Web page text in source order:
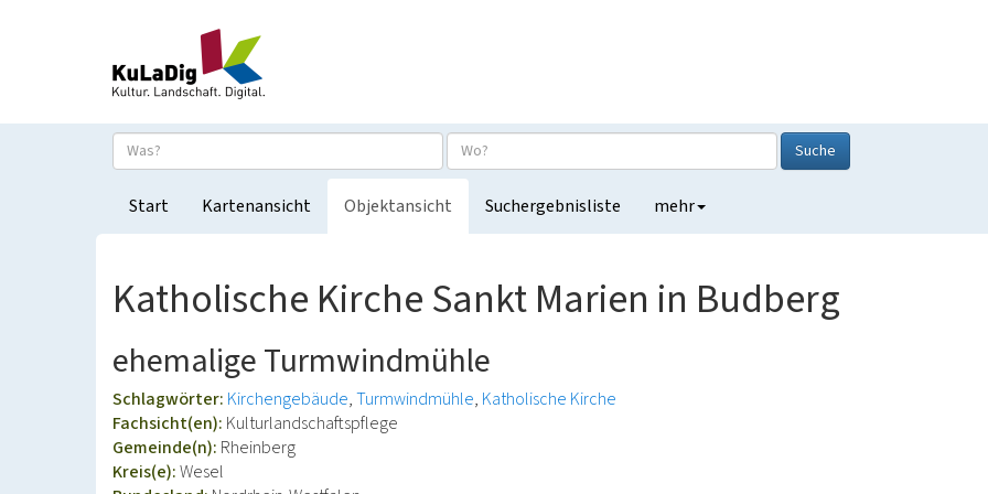
Suche
Start Kartenansicht Objektansicht Suchergebnisliste mehr
Katholische Kirche Sankt Marien in Budberg
ehemalige Turmwindmühle
Schlagwörter: Kirchengebäude Turmwindmühle Katholische Kirche
Fachsicht(en): Kulturlandschaftspflege
Gemeinde(n): Rheinberg
Kreis(e):Wesel